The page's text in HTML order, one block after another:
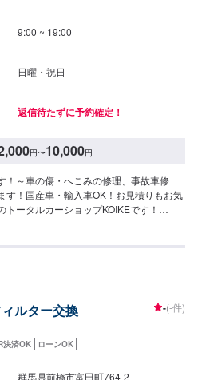
9:00 ~ 19:00
日曜・祝日
返信待たずに予約確定！
円〜10,000円
！～車の傷・へこみの修理、事故車修
す！国産車・輸入車OK！お見積りもお気
ータルカーショップKOIKEです！
作業することができる3Dジグ修正機
ての復元作業に妥協しない高い技術力
ご提供します。国産車はもちろん、輸
【1】オフ
について-----納期は通常1日～2日程度
後する場合がございます。予めご了承く
-----パーツの持ち込み可能です。オファ
ルター交換 -(-件)
決済OK ローンOK
群馬県前橋市富田町764-2